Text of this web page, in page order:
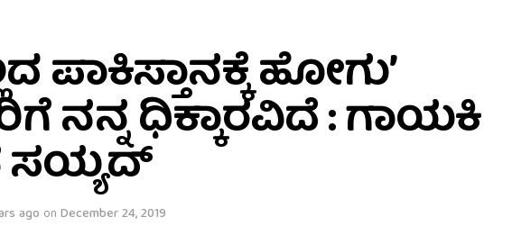
ಪಾಕಿಸ್ತಾನಕ್ಕೆ ಹೋಗು’
ನನ್ನ ಧಿಕ್ಕಾರವಿದೆ : ಗಾಯಕಿ‌
ಸಯ್ಯದ್
ago on December 24, 2019